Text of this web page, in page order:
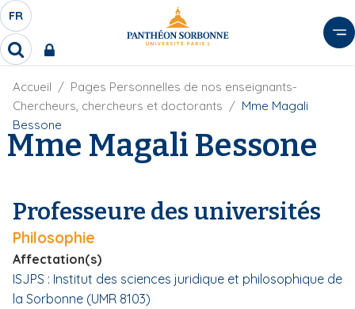
A
l
l
e
S
É
L
E
C
T
E
U
E
L
A
N
F
R
FR
R
c
h
e
r
c
r
F
i
d
'
A
a
n
e
Accueil
Pages Personnelles de nos enseignants-
Chercheurs, chercheurs et doctorants
Mme Magali
Bessone
Mme Magali Bessone
Professeure des universités
Philosophie
Affectation(s)
ISJPS : Institut des sciences juridique et philosophique de
la Sorbonne (UMR 8103)